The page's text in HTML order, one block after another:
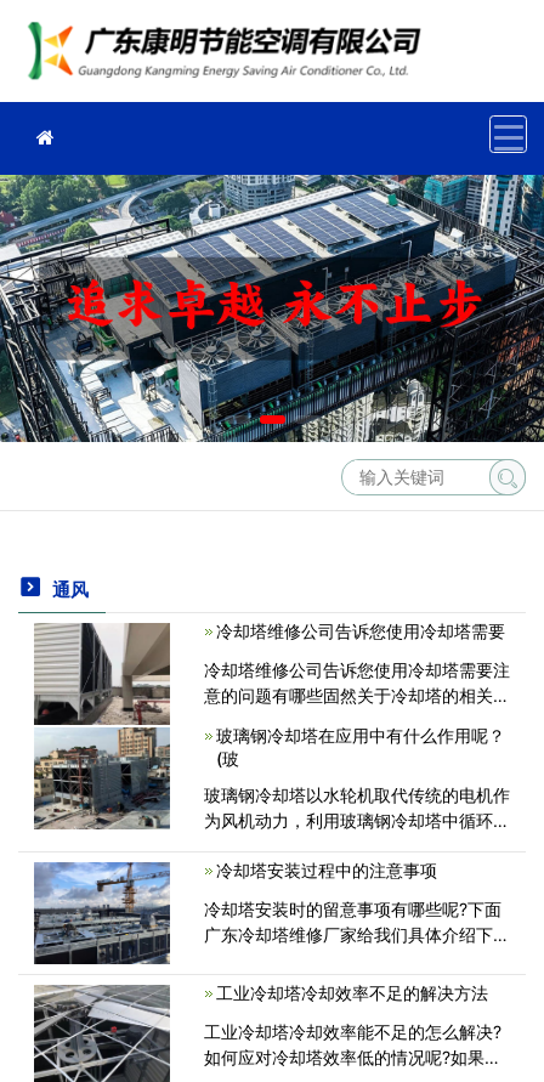
通风
冷却塔维修公司告诉您使用冷却塔需要
冷却塔维修公司告诉您使用冷却塔需要注
意的问题有哪些固然关于冷却塔的相关应
述过很多了，但是很多用户对其运用需求
留意的问题理解的还并缺乏够，由<
玻璃钢冷却塔在应用中有什么作用呢？
(玻
玻璃钢冷却塔以水轮机取代传统的电机作
为风机动力，利用玻璃钢冷却塔中循环水
程的设计余量和水泵的自身调节能力来带
动水轮机作业，从而取代了原有的<
冷却塔安装过程中的注意事项
冷却塔安装时的留意事项有哪些呢?下面
广东冷却塔维修厂家给我们具体介绍下冷
意的细节，环境选择有必要避免容易反映
工业冷却塔冷却效率不足的解决方法
工业冷却塔冷却效率能不足的怎么解决?
如何应对冷却塔效率低的情况呢?如果工